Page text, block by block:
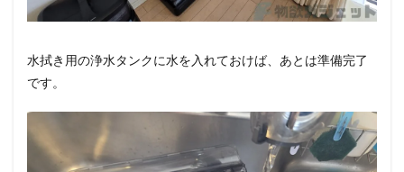
水拭き用の浄水タンクに水を入れておけば、あとは準備完了
です。